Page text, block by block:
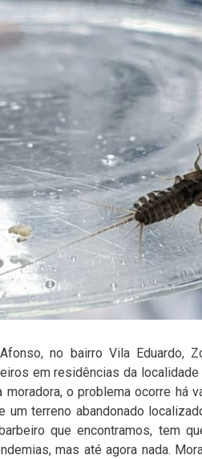
no bairro Vila Eduardo,
em residências da
moradora, o problema ocorre há
terreno abandonado
que encontramos, tem
mas até agora nada.